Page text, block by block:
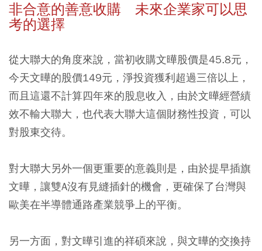
非合意的善意收購 未來企業家可以思
考的選擇
從大聯大的角度來說，當初收購文曄股價是45.8元，
今天文曄的股價149元，淨投資獲利超過三倍以上，
而且這還不計算四年來的股息收入，由於文曄經營績
效不輸大聯大，也代表大聯大這個財務性投資，可以
對股東交待。
對大聯大另外一個更重要的意義則是，由於提早插旗
文曄，讓雙A沒有見縫插針的機會，更確保了台灣與
歐美在半導體通路產業競爭上的平衡。
另一方面，對文曄引進的祥碩來說，與文曄的交換持